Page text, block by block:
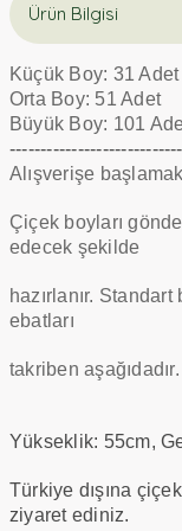
Ürün Bilgisi
Küçük Boy: 31 Adet
Orta Boy: 51 Adet
Büyük Boy: 101
Alışverişe
Çiçek boyları
edecek şekilde
hazırlanır.
ebatları
takriben aşağıdadır.
Yükseklik: 55cm,
Türkiye dışına
ziyaret ediniz.